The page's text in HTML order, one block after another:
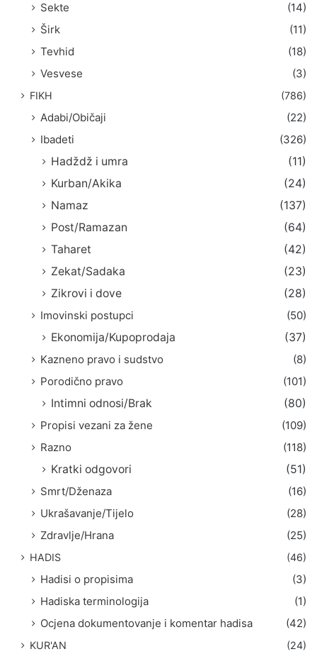
Sekte
(14)
Širk
(11)
Tevhid
(18)
Vesvese
(3)
FIKH (786)
Adabi/Običaji
(22)
Ibadeti
(326)
Hadždž i umra
(11)
Kurban/Akika
(24)
Namaz
(137)
Post/Ramazan
(64)
Taharet
(42)
Zekat/Sadaka
(23)
Zikrovi i dove
(28)
Imovinski postupci
(50)
Ekonomija/Kupoprodaja
(37)
Kazneno pravo i sudstvo
(8)
Porodično pravo
(101)
Intimni odnosi/Brak
(80)
Propisi vezani za žene
(109)
Razno
(118)
Kratki odgovori
(51)
Smrt/Dženaza
(16)
Ukrašavanje/Tijelo
(28)
Zdravlje/Hrana
(25)
HADIS (46)
Hadisi o propisima
(3)
Hadiska terminologija
(1)
Ocjena dokumentovanje i komentar hadisa
(42)
KUR'AN (24)